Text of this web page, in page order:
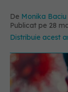
De Monika Baciu
Publicat pe 28
Distribuie acest